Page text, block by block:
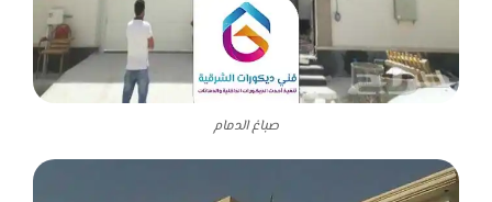
صباغ الدمام